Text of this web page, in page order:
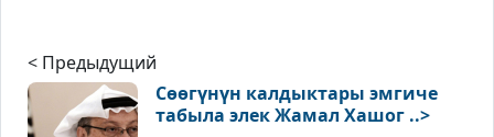
< Предыдущий
Сөөгүнүн калдыктары эмгиче
табыла элек Жамал Хашог ..>